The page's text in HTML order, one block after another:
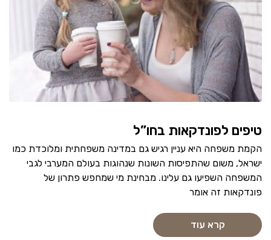
טיפים לפונדקאות בחו”ל
הקמת משפחה היא עניין רגיש גם במדינה משפחתית ומלוכדת כמו
ישראל, משום שהתפיסות השונות שנהוגות בעולם המערבי לגבי
המשפחה השפיעו גם עלינו. מבחינת מי שמחפש פתרון של
פונדקאות זה אומר
קרא עוד